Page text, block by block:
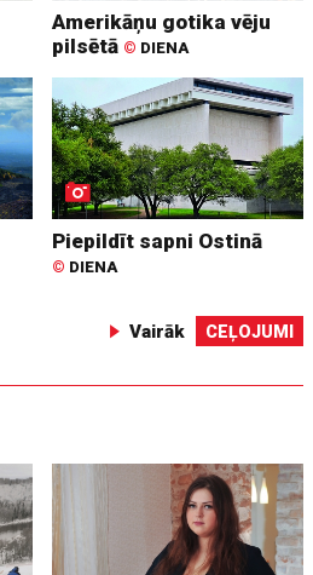
Amerikāņu gotika vēju
pilsētā © DIENA
Piepildīt sapni Ostinā
© DIENA
Vairāk CEĻOJUMI